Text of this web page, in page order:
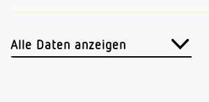
3 Jahre
Alle Daten anzeigen